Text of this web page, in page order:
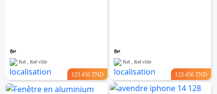
بيع
Kef , Kef ville
123.456 TND
بيع
Kef , Kef ville
123.456 TND